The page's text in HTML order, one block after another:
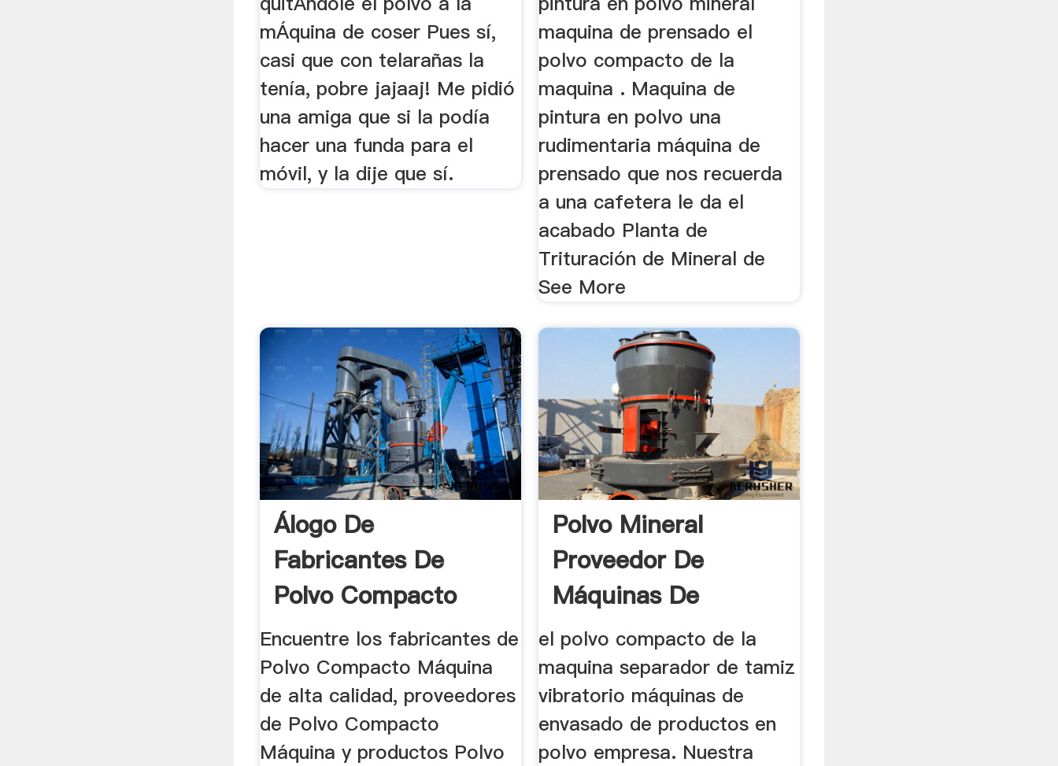
mÁquina de coser Pues sí,
casi que con telarañas la
tenía, pobre jajaaj! Me pidió
una amiga que si la podía
hacer una funda para el
móvil, y la dije que sí.
maquina de prensado el
polvo compacto de la
maquina . Maquina de
pintura en polvo una
rudimentaria máquina de
prensado que nos recuerda
a una cafetera le da el
acabado Planta de
Trituración de Mineral de
See More
Álogo De
Fabricantes De
Polvo Compacto
Máquina De Alta ...
Encuentre los fabricantes de
Polvo Compacto Máquina
de alta calidad, proveedores
de Polvo Compacto
Máquina y productos Polvo
Polvo Mineral
Proveedor De
Máquinas De
Llenado
el polvo compacto de la
maquina separador de tamiz
vibratorio máquinas de
envasado de productos en
polvo empresa. Nuestra